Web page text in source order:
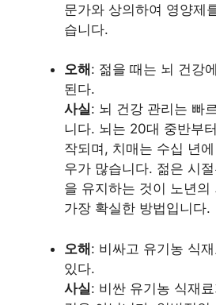
문가와 상의하여 영양제
습니다.
오해 : 젊을 때는 뇌 건강
된다.
사실: 뇌 건강 관리는 빠
니다. 뇌는 20대 중반부
작되며, 치매는 수십 년
우가 많습니다. 젊은 시
을 유지하는 것이 노년의
가장 확실한 방법입니다.
오해: 비싸고 유기농 식
있다.
사실: 비싼 유기농 식재